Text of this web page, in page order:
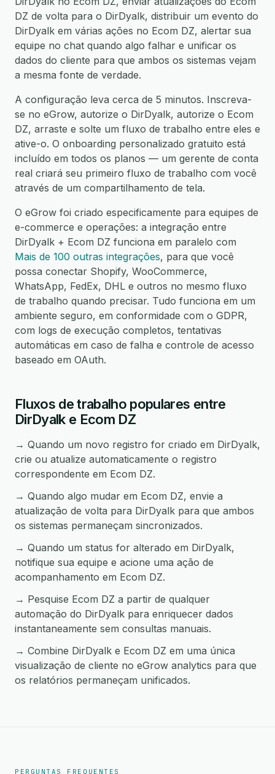
DZ de volta para o DirDyalk, distribuir um evento do
DirDyalk em várias ações no Ecom DZ, alertar sua
equipe no chat quando algo falhar e unificar os
dados do cliente para que ambos os sistemas vejam
a mesma fonte de verdade.
A configuração leva cerca de 5 minutos. Inscreva-
se no eGrow, autorize o DirDyalk, autorize o Ecom
DZ, arraste e solte um fluxo de trabalho entre eles e
ative-o. O onboarding personalizado gratuito está
incluído em todos os planos — um gerente de conta
real criará seu primeiro fluxo de trabalho com você
através de um compartilhamento de tela.
O eGrow foi criado especificamente para equipes de
e-commerce e operações: a integração entre
DirDyalk + Ecom DZ funciona em paralelo com
Mais de 100 outras integrações, para que você
possa conectar Shopify, WooCommerce,
WhatsApp, FedEx, DHL e outros no mesmo fluxo
de trabalho quando precisar. Tudo funciona em um
ambiente seguro, em conformidade com o GDPR,
com logs de execução completos, tentativas
automáticas em caso de falha e controle de acesso
baseado em OAuth.
Fluxos de trabalho populares entre
DirDyalk e Ecom DZ
→ Quando um novo registro for criado em DirDyalk,
crie ou atualize automaticamente o registro
correspondente em Ecom DZ.
→ Quando algo mudar em Ecom DZ, envie a
atualização de volta para DirDyalk para que ambos
os sistemas permaneçam sincronizados.
→ Quando um status for alterado em DirDyalk,
notifique sua equipe e acione uma ação de
acompanhamento em Ecom DZ.
→ Pesquise Ecom DZ a partir de qualquer
automação do DirDyalk para enriquecer dados
instantaneamente sem consultas manuais.
→ Combine DirDyalk e Ecom DZ em uma única
visualização de cliente no eGrow analytics para que
os relatórios permaneçam unificados.
PERGUNTAS FREQUENTES